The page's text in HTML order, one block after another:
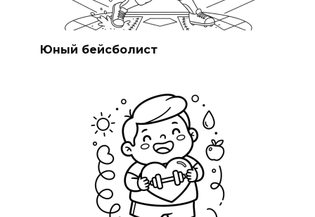
Юный бейсболист